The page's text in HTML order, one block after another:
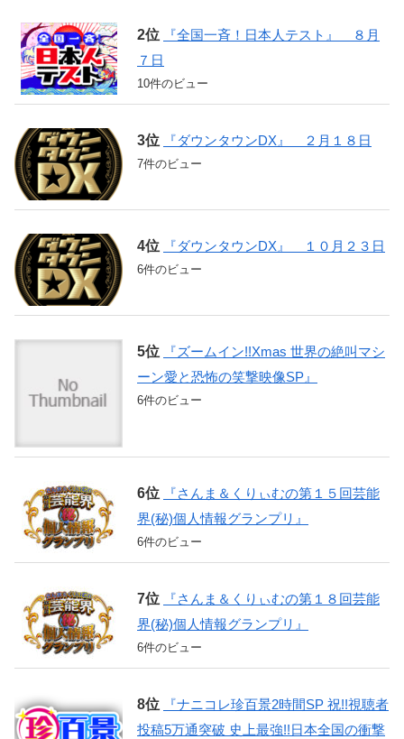
『全国一斉！日本人テスト』 ８月
７日
10件のビュー
『ダウンタウンDX』 ２月１８日
7件のビュー
『ダウンタウンDX』 １０月２３日
6件のビュー
『ズームイン!!Xmas 世界の絶叫マシ
ーン愛と恐怖の笑撃映像SP』
6件のビュー
『さんま＆くりぃむの第１５回芸能
界(秘)個人情報グランプリ』
6件のビュー
『さんま＆くりぃむの第１８回芸能
界(秘)個人情報グランプリ』
6件のビュー
『ナニコレ珍百景2時間SP 祝!!視聴者
投稿5万通突破 史上最強!!日本全国の衝撃